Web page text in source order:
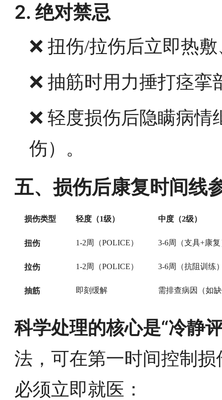
2. 绝对禁忌
❌ 扭伤/拉伤后立即热
❌ 抽筋时用力捶打痉
❌ 轻度损伤后隐瞒病
伤）。
五、损伤后康复时间线
损伤类型 轻度（1级） 中度（2级）
扭伤 1-2周（POLICE） 3-6周（支具+康
拉伤 1-2周（POLICE） 3-6周（抗阻训练
抽筋 即刻缓解 需排查病因（如
科学处理的核心是“冷静
法，可在第一时间控制
必须立即就医：